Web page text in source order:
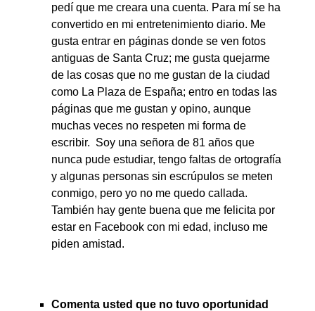
pedí que me creara una cuenta. Para mí se ha
convertido en mi entretenimiento diario. Me
gusta entrar en páginas donde se ven fotos
antiguas de Santa Cruz; me gusta quejarme
de las cosas que no me gustan de la ciudad
como La Plaza de España; entro en todas las
páginas que me gustan y opino, aunque
muchas veces no respeten mi forma de
escribir. Soy una señora de 81 años que
nunca pude estudiar, tengo faltas de ortografía
y algunas personas sin escrúpulos se meten
conmigo, pero yo no me quedo callada.
También hay gente buena que me felicita por
estar en Facebook con mi edad, incluso me
piden amistad.
Comenta usted que no tuvo oportunidad